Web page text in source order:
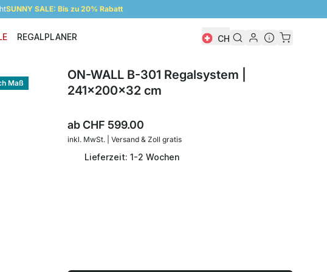
SUNNY SALE: Bis zu 20% Rabatt
REGALPLANER CH
Maß
ON-WALL B-301 Regalsystem |
241x200x32 cm
abCHF 599.00
inkl. MwSt. | Versand & Zoll gratis
Lieferzeit: 1-2 Wochen